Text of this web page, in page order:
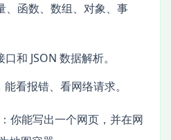
、函数、数组、对象、事
和 JSON 数据解析。
看报错、看网络请求。
你能写出一个网页，并在网